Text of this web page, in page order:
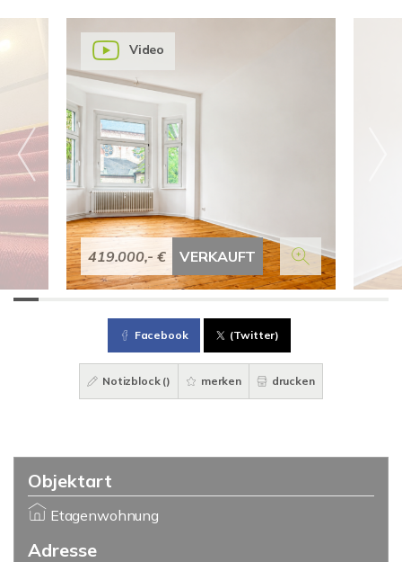
419.000,- € VERKAUFT
Video
Facebook (Twitter)
Notizblock () merken drucken
Objektart
Etagenwohnung
Adresse